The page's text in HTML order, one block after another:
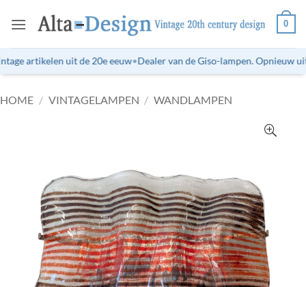
naar
0
artikelen uit de 20e eeuw•Dealer van de Giso-lampen. Opnieuw
HOME / VINTAGELAMPEN / WANDLAMPEN